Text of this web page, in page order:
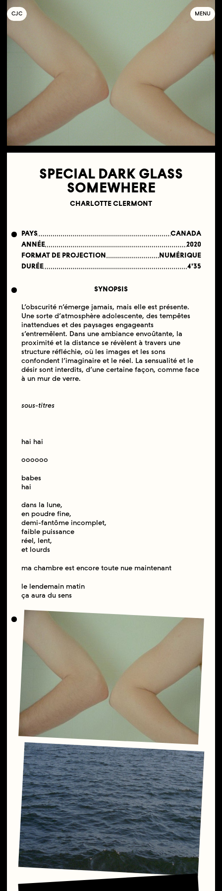
COLLECTIF
JEUNE
C INÉMA MENU
SPECIAL DARK GLASS
SOMEWHERE
CHARLOTTE CLERMONT
PAYS
CANADA
ANNÉE
2020
FORMAT DE PROJECTION
NUMÉRIQUE
DURÉE
4'35
SYNOPSIS
L’obscurité n’émerge jamais, mais elle est présente.
Une sorte d’atmosphère adolescente, des tempêtes
inattendues et des paysages engageants
s’entremêlent. Dans une ambiance envoûtante, la
proximité et la distance se révèlent à travers une
structure réfléchie, où les images et les sons
confondent l’imaginaire et le réel. La sensualité et le
désir sont interdits, d’une certaine façon, comme face
à un mur de verre.
sous-titres
hai hai
oooooo
babes
hai
dans la lune,
en poudre fine,
demi-fantôme incomplet,
faible puissance
réel, lent,
et lourds
ma chambre est encore toute nue maintenant
le lendemain matin
ça aura du sens